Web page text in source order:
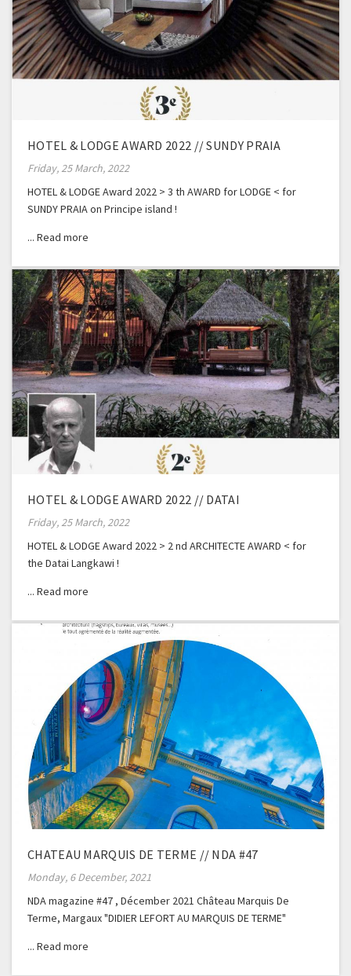
HOTEL & LODGE AWARD 2022 // SUNDY PRAIA
Friday, 25 March, 2022
HOTEL & LODGE Award 2022 > 3 th AWARD for LODGE < for
SUNDY PRAIA on Principe island !
HOTEL & LODGE AWARD 2022 // DATAI
Friday, 25 March, 2022
HOTEL & LODGE Award 2022 > 2 nd ARCHITECTE AWARD < for
the Datai Langkawi !
CHATEAU MARQUIS DE TERME // NDA #47
Monday, 6 December, 2021
NDA magazine #47 , Décember 2021 Château Marquis De
Terme, Margaux "DIDIER LEFORT AU MARQUIS DE TERME"